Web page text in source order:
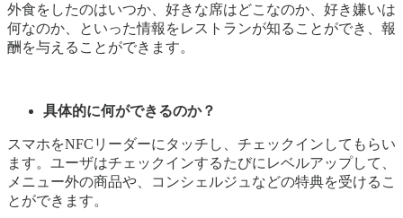
外食をしたのはいつか、好きな席はどこなのか、好き嫌いは
何なのか、といった情報をレストランが知ることができ、報
酬を与えることができます。
具体的に何ができるのか？
スマホをNFCリーダーにタッチし、チェックインしてもらい
ます。ユーザはチェックインするたびにレベルアップして、
メニュー外の商品や、コンシェルジュなどの特典を受けるこ
とができます。